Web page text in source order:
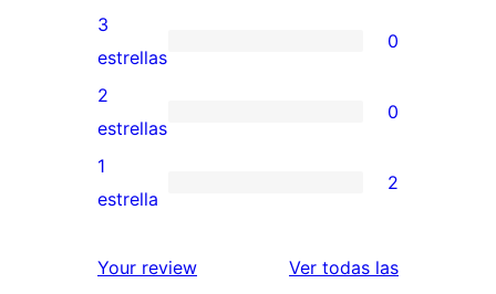
5
estrellas
valoración
de
4
estrellas
0
valoraciones
de
3
estrellas
3
estrellas
0
0
valoraciones
de
estrellas
2
estrellas
0
2
de
1
estrella
2
Your review Ver todas las